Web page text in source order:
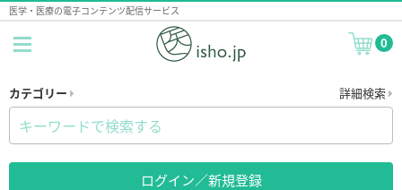
医学・医療の電子コンテンツ配信サービス
0
カテゴリー 詳細検索
ログイン／新規登録